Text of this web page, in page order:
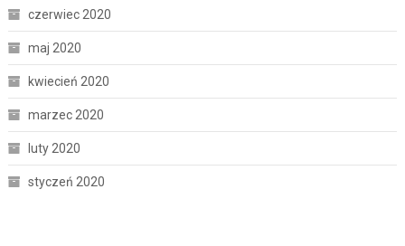
czerwiec 2020
maj 2020
kwiecień 2020
marzec 2020
luty 2020
styczeń 2020